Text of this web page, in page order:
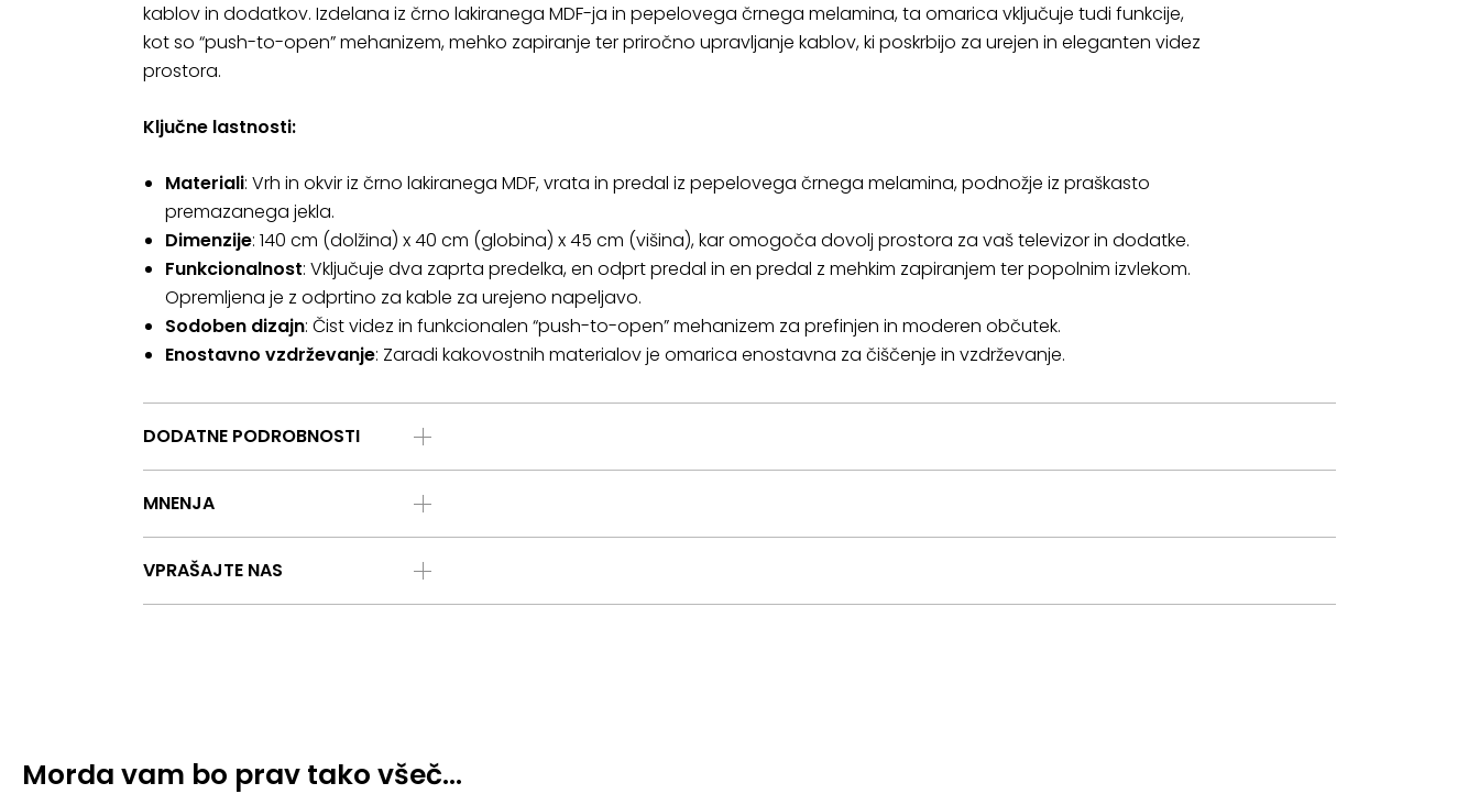
kablov in dodatkov. Izdelana iz črno lakiranega MDF-ja in pepelovega črnega melamina, ta omarica vključuje tudi funkcije,
kot so “push-to-open” mehanizem, mehko zapiranje ter priročno upravljanje kablov, ki poskrbijo za urejen in eleganten videz
prostora.
Ključne lastnosti:
Materiali: Vrh in okvir iz črno lakiranega MDF, vrata in predal iz pepelovega črnega melamina, podnožje iz praškasto
premazanega jekla.
Dimenzije: 140 cm (dolžina) x 40 cm (globina) x 45 cm (višina), kar omogoča dovolj prostora za vaš televizor in dodatke.
Funkcionalnost: Vključuje dva zaprta predelka, en odprt predal in en predal z mehkim zapiranjem ter popolnim izvlekom.
Opremljena je z odprtino za kable za urejeno napeljavo.
Sodoben dizajn: Čist videz in funkcionalen “push-to-open” mehanizem za prefinjen in moderen občutek.
Enostavno vzdrževanje: Zaradi kakovostnih materialov je omarica enostavna za čiščenje in vzdrževanje.
DODATNE PODROBNOSTI
MNENJA
VPRAŠAJTE NAS
Morda vam bo prav tako všeč…